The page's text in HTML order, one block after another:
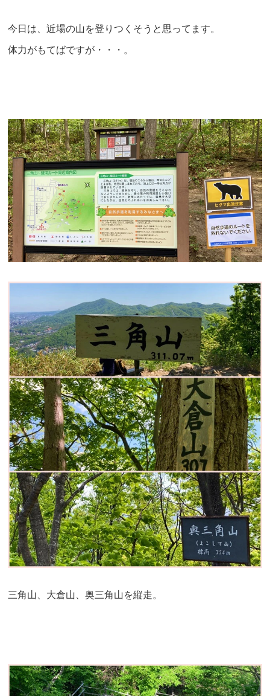
今日は、近場の山を登りつくそうと思ってます。
体力がもてばですが・・・。
三角山、大倉山、奥三角山を縦走。